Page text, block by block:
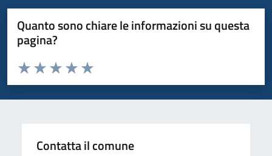
Quanto sono chiare le informazioni su questa
pagina?
Domanda
Valuta da 1 a 5 stelle la pagina
Valuta 5 stelle su 5
Valuta 4 stelle su 5
Valuta 3 stelle su 5
Valuta 2 stelle su 5
Valuta 1 stelle su 5
Contatta il comune